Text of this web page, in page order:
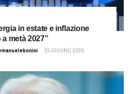
in estate e inflazione
metà 2027”
25 GIUGNO 2026